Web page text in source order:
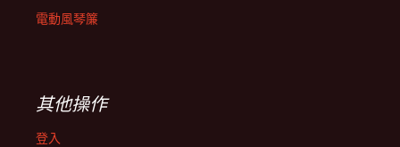
電動風琴簾
其他操作
登入